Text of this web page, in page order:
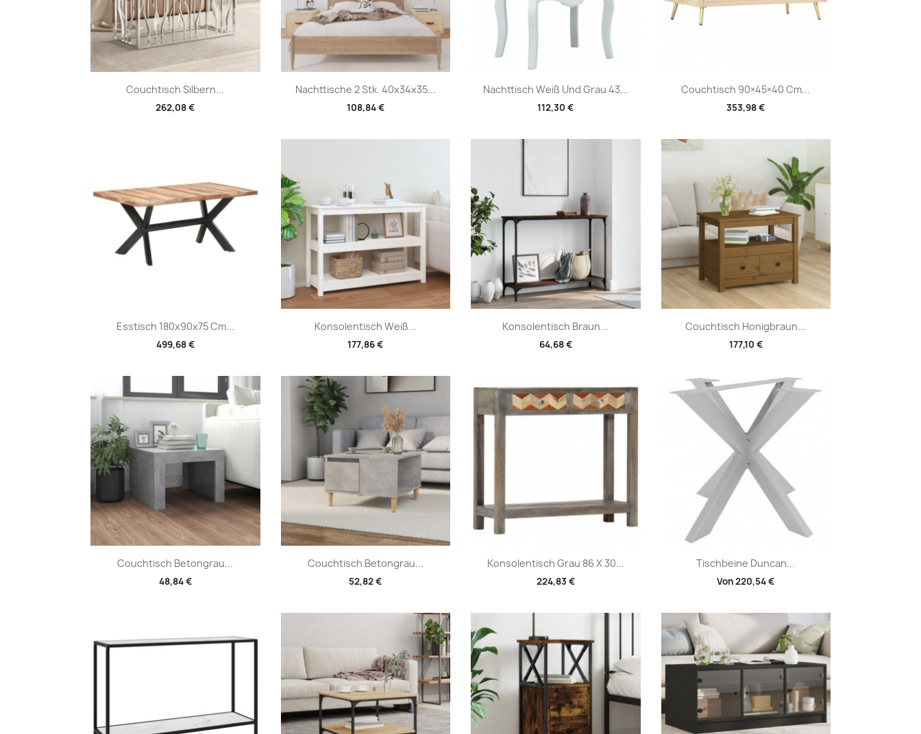
Couchtisch Silbern...
262,08 €
Vorschau Nachttische 2 Stk. 40x34x35...
108,84 €
Vorschau Nachttisch Weiß Und Grau 43...
112,30 €
Vorschau Couchtisch 90×45×40 Cm...
353,98 €
Vorschau
Esstisch 180x90x75 Cm...
499,68 €
 Vorschau Konsolentisch Weiß...
177,86 €
Vorschau Konsolentisch Braun...
64,68 €
Vorschau Couchtisch Honigbraun...
177,10 €
Vorschau
Couchtisch Betongrau...
48,84 €
Vorschau Couchtisch Betongrau...
52,82 €
Vorschau Konsolentisch Grau 86 X 30...
224,83 €
Vorschau Tischbeine Duncan...
Von220,54 €
Vorschau